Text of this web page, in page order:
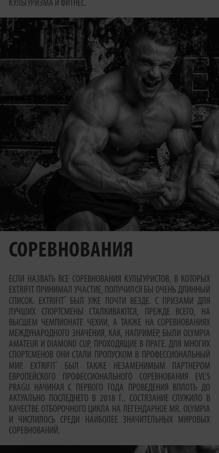
КУЛЬТУРИЗМА И ФИТНЕС.
СОРЕВНОВАНИЯ
ЕСЛИ НАЗВАТЬ ВСЕ СОРЕВНОВАНИЯ КУЛЬТУРИСТОВ, В КОТОРЫХ
EXTRIFIT ПРИНИМАЛ УЧАСТИЕ, ПОЛУЧИЛСЯ БЫ ОЧЕНЬ ДЛИННЫЙ
СПИСОК. EXTRIFIT
БЫЛ УЖЕ ПОЧТИ ВЕЗДЕ. С ПРИЗАМИ ДЛЯ
ЛУЧШИХ СПОРТСМЕНЫ СТАЛКИВАЮТСЯ, ПРЕЖДЕ ВСЕГО, НА
ВЫСШЕМ ЧЕМПИОНАТЕ ЧЕХИИ, А ТАКЖЕ НА СОРЕВНОВАНИЯХ
МЕЖДУНАРОДНОГО ЗНАЧЕНИЯ, КАК, НАПРИМЕР, БЫЛИ OLYMPIA
AMATEUR И DIAMOND CUP, ПРОХОДЯЩИЕ В ПРАГЕ. ДЛЯ МНОГИХ
СПОРТСМЕНОВ ОНИ СТАЛИ ПРОПУСКОМ В ПРОФЕССИОНАЛЬНЫЙ
МИР. EXTRIFIT
БЫЛ ТАКЖЕ НЕЗАМЕНИМЫМ ПАРТНЕРОМ
ЕВРОПЕЙСКОГО ПРОФЕССИОНАЛЬНОГО СОРЕВНОВАНИЯ EVL’S
PRAGU НАЧИНАЯ С ПЕРВОГО ГОДА ПРОВЕДЕНИЯ ВПЛОТЬ ДО
АКТУАЛЬНО ПОСЛЕДНЕГО В 2018 Г.. СОСТЯЗАНИЕ СЛУЖИЛО В
КАЧЕСТВЕ ОТБОРОЧНОГО ЦИКЛА НА ЛЕГЕНДАРНОЕ MR. OLYMPIA
И ЧИСЛИЛОСЬ СРЕДИ НАИБОЛЕЕ ЗНАЧИТЕЛЬНЫХ МИРОВЫХ
СОРЕВНОВАНИЙ.